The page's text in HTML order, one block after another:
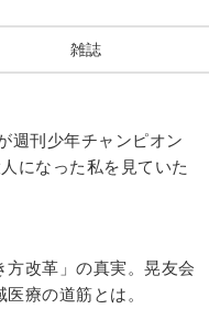
雑誌
週刊少年チャンピオン
になった私を見ていた
改革」の真実。晃友会
療の道筋とは。